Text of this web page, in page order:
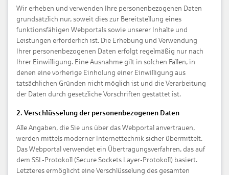
Wir erheben und verwenden Ihre personenbezogenen Daten
grundsätzlich nur, soweit dies zur Bereitstellung eines
funktionsfähigen Webportals sowie unserer Inhalte und
Leistungen erforderlich ist. Die Erhebung und Verwendung
Ihrer personenbezogenen Daten erfolgt regelmäßig nur nach
Ihrer Einwilligung. Eine Ausnahme gilt in solchen Fällen, in
denen eine vorherige Einholung einer Einwilligung aus
tatsächlichen Gründen nicht möglich ist und die Verarbeitung
der Daten durch gesetzliche Vorschriften gestattet ist.
2. Verschlüsselung der personenbezogenen Daten
Alle Angaben, die Sie uns über das Webportal anvertrauen,
werden mittels moderner Internettechnik sicher übermittelt.
Das Webportal verwendet ein Übertragungsverfahren, das auf
dem SSL-Protokoll (Secure Sockets Layer-Protokoll) basiert.
Letzteres ermöglicht eine Verschlüsselung des gesamten